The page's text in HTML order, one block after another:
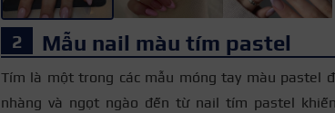
Mẫu nail màu tím pastel
Tím là một trong các mẫu móng tay màu pastel
nhàng và ngọt ngào đến từ nail tím pastel